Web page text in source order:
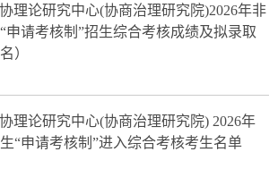
理论研究中心(协商治理研究院)2026年非
申请考核制”招生综合考核成绩及拟录取
）
理论研究中心(协商治理研究院) 2026年
“申请考核制”进入综合考核考生名单